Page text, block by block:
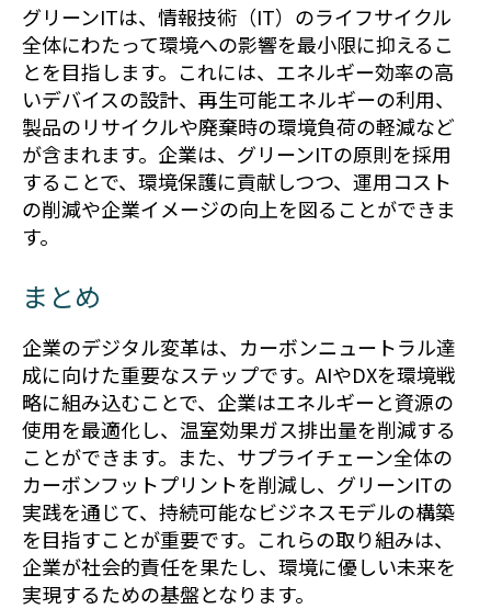
グリーンITは、情報技術（IT）のライフサイクル
全体にわたって環境への影響を最小限に抑えるこ
とを目指します。これには、エネルギー効率の高
いデバイスの設計、再生可能エネルギーの利用、
製品のリサイクルや廃棄時の環境負荷の軽減など
が含まれます。企業は、グリーンITの原則を採用
することで、環境保護に貢献しつつ、運用コスト
の削減や企業イメージの向上を図ることができま
す。
まとめ
企業のデジタル変革は、カーボンニュートラル達
成に向けた重要なステップです。AIやDXを環境戦
略に組み込むことで、企業はエネルギーと資源の
使用を最適化し、温室効果ガス排出量を削減する
ことができます。また、サプライチェーン全体の
カーボンフットプリントを削減し、グリーンITの
実践を通じて、持続可能なビジネスモデルの構築
を目指すことが重要です。これらの取り組みは、
企業が社会的責任を果たし、環境に優しい未来を
実現するための基盤となります。